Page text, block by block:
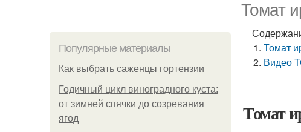
Томат
Популярные материалы
Как выбрать саженцы гортензии
Годичный цикл виноградного куста:
от зимней спячки до созревания
ягод
Томат
Видео
Томат